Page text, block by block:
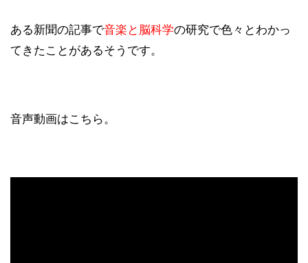
ある新聞の記事で音楽と脳科学の研究で色々とわかっ
てきたことがあるそうです。
音声動画はこちら。